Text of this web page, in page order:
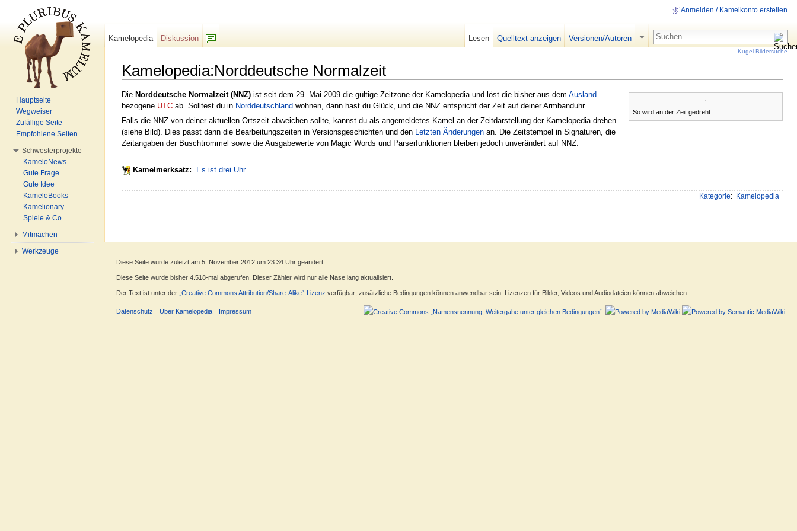
Kamelopedia:Norddeutsche Normalzeit
So wird an der Zeit gedreht ...
Die Norddeutsche Normalzeit (NNZ) ist seit dem 29. Mai 2009 die gültige Zeitzone der Kamelopedia und löst die bisher aus dem Ausland
bezogene UTC ab. Solltest du in Norddeutschland wohnen, dann hast du Glück, und die NNZ entspricht der Zeit auf deiner Armbanduhr.
Falls die NNZ von deiner aktuellen Ortszeit abweichen sollte, kannst du als angemeldetes Kamel an der Zeitdarstellung der Kamelopedia drehen
(siehe Bild). Dies passt dann die Bearbeitungszeiten in Versionsgeschichten und den Letzten Änderungen an. Die Zeitstempel in Signaturen, die
Zeitangaben der Buschtrommel sowie die Ausgabewerte von Magic Words und Parserfunktionen bleiben jedoch unverändert auf NNZ.
Kamelmerksatz: Es ist drei Uhr.
Kategorie: Kamelopedia
Anmelden / Kamelkonto erstellen
Kamelopedia
Diskussion
Lesen Quelltext anzeigen Versionen/Autoren
Kugel-Bildersuche
Hauptseite
Wegweiser
Zufällige Seite
Empfohlene Seiten
Schwesterprojekte
KameloNews
Gute Frage
Gute Idee
KameloBooks
Kamelionary
Spiele & Co.
Mitmachen
Werkzeuge
Diese Seite wurde zuletzt am 5. November 2012 um 23:34 Uhr geändert.
Diese Seite wurde bisher 4.518-mal abgerufen. Dieser Zähler wird nur alle Nase lang aktualisiert.
Der Text ist unter der „Creative Commons Attribution/Share-Alike“-Lizenz verfügbar; zusätzliche Bedingungen können anwendbar sein. Lizenzen für Bilder, Videos und Audiodateien können abweichen.
Datenschutz Über Kamelopedia Impressum